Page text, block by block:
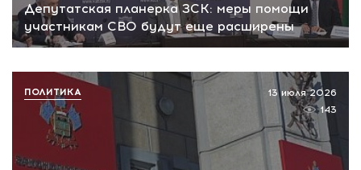
Депутатская планерка ЗСК: меры помощи
участникам СВО будут еще расширены
13 июля 2026
143
ПОЛИТИКА